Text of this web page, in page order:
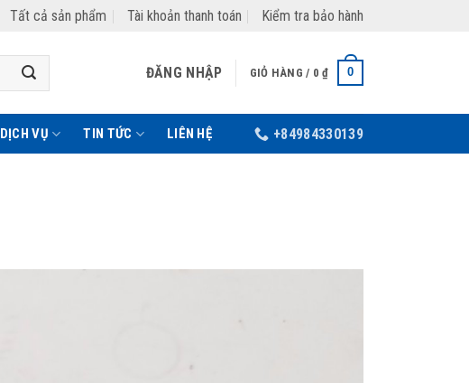
Tất cả sản phẩm Tài khoản thanh toán Kiểm tra bảo hành
ĐĂNG NHẬP GIỎ HÀNG / 0₫ 0
DỊCH VỤ TIN TỨC LIÊN HỆ +84984330139